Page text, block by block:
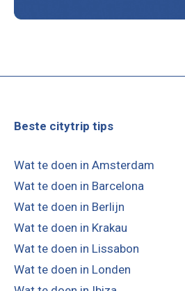
Beste citytrip tips
Wat te doen in Amsterdam
Wat te doen in Barcelona
Wat te doen in Berlijn
Wat te doen in Krakau
Wat te doen in Lissabon
Wat te doen in Londen